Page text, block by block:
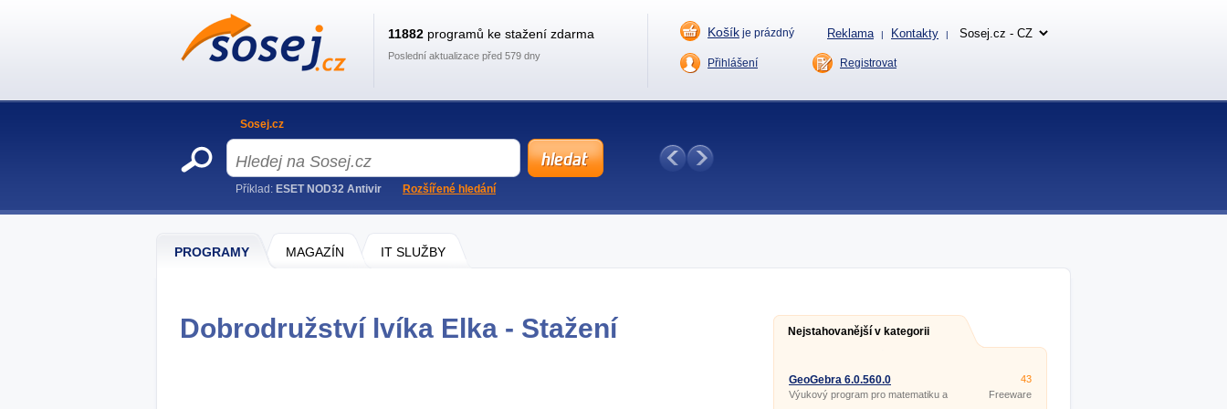
PROGRAMY MAGAZÍN IT SLUŽBY
Dobrodružství lvíka Elka - Stažení Nejstahovanější v kategorii
GeoGebra 6.0.560.0
Výukový program pro matematiku a
43
Freeware
11882 programů ke stažení zdarma
Poslední aktualizace před 579 dny
Košík je prázdný Reklama | Kontakty |
Přihlášení Registrovat
Sosej.cz
Příklad: ESET NOD32 Antivir Rozšířené hledání